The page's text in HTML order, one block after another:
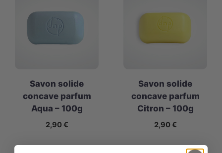
Savon solide
concave parfum
Aqua – 100g
2,90 €
Savon solide
concave parfum
Citron – 100g
2,90 €